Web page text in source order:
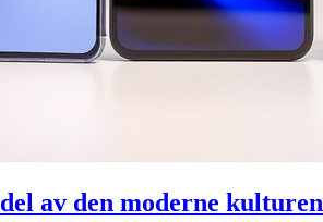
av den moderne kulturen